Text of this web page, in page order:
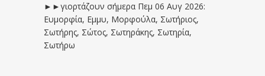
►►γιορτάζουν σήμερα Πεμ 06 Αυγ 2026:
Ευμορφία, Εμμυ, Μορφούλα, Σωτήριος,
Σωτήρης, Σώτος, Σωτηράκης, Σωτηρία,
Σωτήρω